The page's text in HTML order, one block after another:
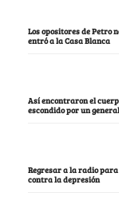
Los opositores de Petro
entró a la Casa Blanca
Así encontraron el
escondido por un
Regresar a la radio
contra la depresión